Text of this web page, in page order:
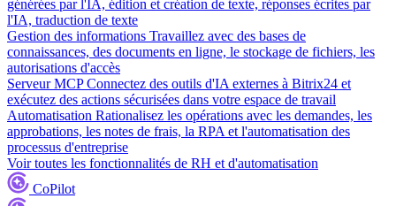
générées par l'IA, édition et création de texte, réponses écrites par
l'IA, traduction de texte
Gestion des informations Travaillez avec des bases de
connaissances, des documents en ligne, le stockage de fichiers, les
autorisations d'accès
Serveur MCP Connectez des outils d'IA externes à Bitrix24 et
exécutez des actions sécurisées dans votre espace de travail
Automatisation Rationalisez les opérations avec les demandes, les
approbations, les notes de frais, la RPA et l'automatisation des
processus d'entreprise
Voir toutes les fonctionnalités de RH et d'automatisation
CoPilot